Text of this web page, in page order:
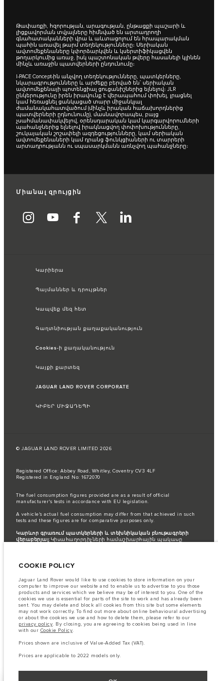
Թափառքի, հզորության, արագության, ընթացքի պաշարի և
լիցքավորման տվյալները հիմնված են արտադրողի
գնահատականների վրա և աևտացոլում են հրապարակման
պահին առավել թարմ տեղեկությունները։ Սերիական
ավտոմեքենաները կփորձարկվեն և կսերտիֆիկացվեն
թողարկումից առաջ, իսկ պաշտոնական թվերը հասանելի կլինեն
մինչև առաջին պատվերների ընդունումը։
I‑PACE Concept-ին անչվող տեղեկությունները, պատկերները,
նկարագրությունները և արժեքը բերված են՝ սերիական
ավտոմեքենայի պոտենցիալ ցուցանիշներից ելնելով։ JLR
ընկերությունը իրեն իրավունք է վերապահում փոխել, լրացնել
կամ հեռացնել ցանկացած տարր միջանկյալ
ժամանակահատվածում (մինչև իրական հաճախորդներից
պատվերների ըդնունումը), մասնավորապես, բայց
չսահմանափակվելով, օրենսդարական կամ կարգարվորումների
պահանջներից ելնելով իրակնացվող փոփոխությունները,
շուկայական շոշափելի ազդեցությունները, կամ սերիական
ավտոմեքենաների կամ դրանց ֆունկցիաների ու տարրերի
արտադրությանն ու սպասարկմանն առնչվող պահանջները։
Միանալ զրույցին
Կարիերա
Պայմաններ և դրույթներ
Կապվեք մեզ հետ
Գաղտնիության քաղաքականություն
Cookies-ի քաղականություն
Կայքի քարտեզ
JAGUAR LAND ROVER CORPORATE
ԿԻԲԵՐ ՄԻՋԱԴԵՊԻ
© JAGUAR LAND ROVER LIMITED 2026
Registered Office: Abbey Road, Whitley, Coventry CV3 4LF
Registered in England No: 1672070
The fuel consumption figures provided are as a result of official
manufacturer's tests in accordance with EU legislation.
A vehicle's actual fuel consumption may differ from that achieved in such
tests and these figures are for comparative purposes only.
Կարևոր գրառում պատկերների և տեխնիկական բնութագրերի
վերաբերյալ:Կիսահաղորդիչների համաշխարհային պակասը
օգտագործվող պատկերները կարող են ամբողջությամբ
գունային սխեմաների ընթացիկ տեխնիկական բնութագրերը:
Խնդրում ենք խորհրդակցել ձեր մանրածախ վաճառողի հետ, ով
կկարողանա ներկայացնել ձեզ առկա ցանկացած
սահմանափակում՝ ճիշտ ընտրություն կատարելու համար
The information, specification, engines and colours on this website are based
on European specification and may vary from market to market and are
subject to change without notice. Some vehicles are shown with optional
equipment that may not be available in all markets. Please contact your
local retailer for local availability and prices.
Prices shown are inclusive of Value-Added Tax (VAT).
Prices are applicable to 2026 models only.
COOKIE POLICY
Jaguar Land Rover would like to use cookies to store information on your
computer to improve our website and to enable us to advertise to you those
products and services which we believe may be of interest to you. One of the
cookies we use is essential for parts of the site to work and has already been
sent. You may delete and block all cookies from this site but some elements
may not work correctly. To find out more about online behavioural advertising
or about the cookies we use and how to delete them, please refer to our
privacy policy. By closing, you are agreeing to cookies being used in line
with our Cookie Policy.
Prices shown are inclusive of Value-Added Tax (VAT).
Prices are applicable to 2022 models only.